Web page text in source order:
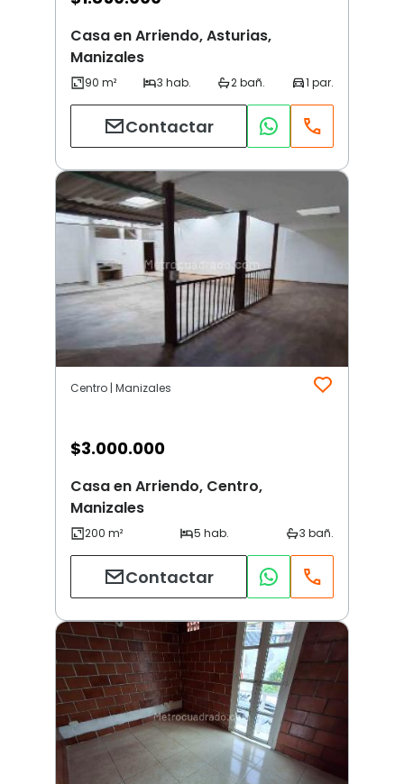
Casa en Arriendo, Asturias,
Manizales
Contactar
Centro | Manizales
$3.000.000
Casa en Arriendo, Centro,
Manizales
Contactar